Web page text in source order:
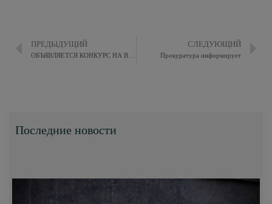
ПРЕДЫДУЩИЙ СЛЕДУЮЩИЙ
Прокуратура информирует
Последние новости